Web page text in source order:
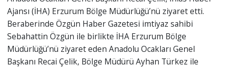
Ajansı (İHA) Erzurum Bölge Müdürlüğü’nü ziyaret etti.
Beraberinde Özgün Haber Gazetesi imtiyaz sahibi
Sebahattin Özgün ile birlikte İHA Erzurum Bölge
Müdürlüğü’nü ziyaret eden Anadolu Ocakları Genel
Başkanı Recai Çelik, Bölge Müdürü Ayhan Türkez ile